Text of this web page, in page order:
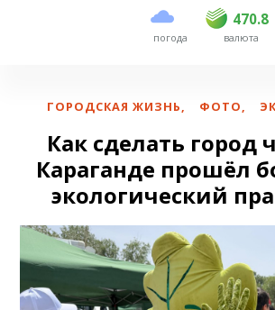
погода
470.8
USD 468.5
EUR валюта
ГОРОДСКАЯ ЖИЗНЬ, ФОТО,
Как сделать город
Караганде прошёл
экологический